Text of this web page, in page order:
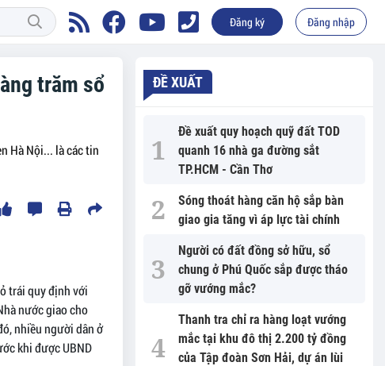
Đăng ký Đăng nhập
trăm sổ
Hà Nội... là các tin
trái quy định với
nước giao cho
nhiều người dân ở
khi được UBND
ĐỀ XUẤT
Đề xuất quy hoạch quỹ đất TOD
quanh 16 nhà ga đường sắt
TP.HCM - Cần Thơ
Sóng thoát hàng căn hộ sắp bàn
giao gia tăng vì áp lực tài chính
Người có đất đồng sở hữu, sổ
chung ở Phú Quốc sắp được tháo
gỡ vướng mắc?
Thanh tra chỉ ra hàng loạt vướng
mắc tại khu đô thị 2.200 tỷ đồng
của Tập đoàn Sơn Hải, dự án lùi